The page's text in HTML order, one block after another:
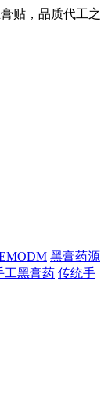
贴，品质代工之
黑膏药源
工黑膏药 传统手